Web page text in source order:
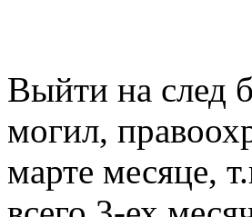
Выйти на след
могил,
марте месяце,